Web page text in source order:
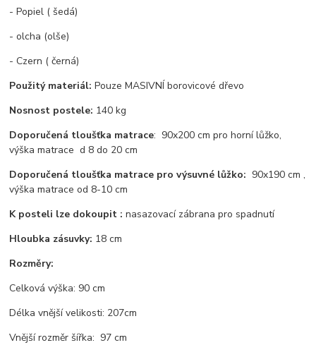
- Popiel ( šedá)
- olcha (olše)
- Czern ( černá)
Použitý materiál: Pouze MASIVNÍ borovicové dřevo
Nosnost postele: 140 kg
Doporučená tloušťka matrace: 90x200 cm pro horní lůžko,
výška matrace d 8 do 20 cm
Doporučená tloušťka matrace pro výsuvné lůžko: 90x190 cm ,
výška matrace od 8-10 cm
K posteli lze dokoupit : nasazovací zábrana pro spadnutí
Hloubka zásuvky: 18 cm
Rozměry:
Celková výška: 90 cm
Délka vnější velikosti: 207cm
Vnější rozměr šířka: 97 cm